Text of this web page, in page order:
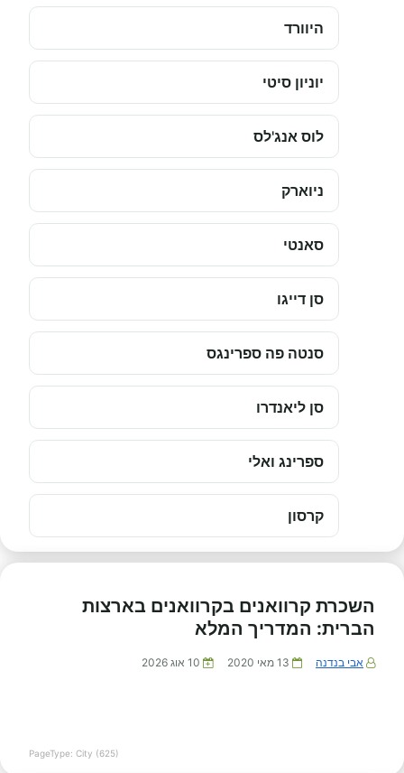
היוורד
יוניון סיטי
לוס אנג'לס
ניוארק
סאנטי
סן דייגו
סנטה פה ספרינגס
סן ליאנדרו
ספרינג ואלי
קרסון
השכרת קרוואנים בקרוואנים בארצות
הברית: המדריך המלא
אבי בנדנה 13 מאי 2020 10 אוג 2026
PageType: City (625)